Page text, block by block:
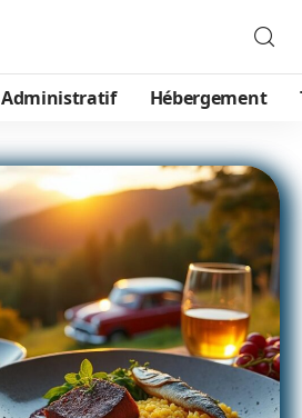
Administratif Hébergement